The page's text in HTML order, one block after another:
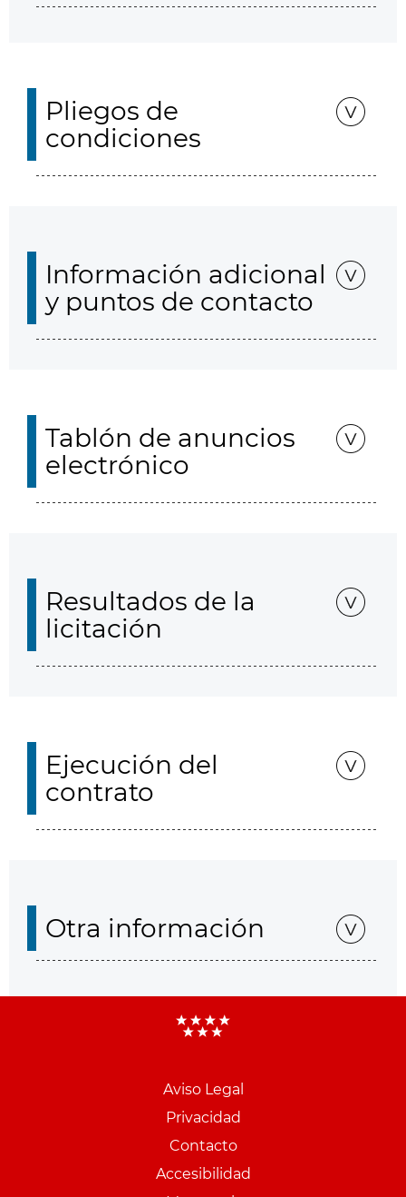
Pliegos de
condiciones
Información adicional
y puntos de contacto
Tablón de anuncios
electrónico
Resultados de la
licitación
Ejecución del
contrato
Otra información
Aviso Legal
Privacidad
Contacto
Accesibilidad